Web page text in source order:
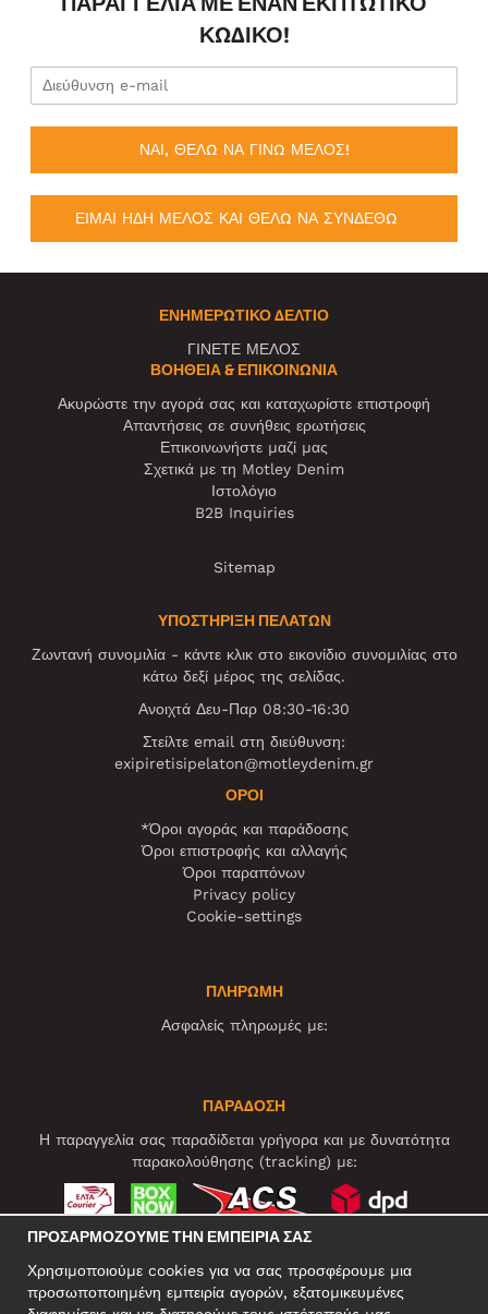
ΚΩΔΙΚΌ!
ΝΑΙ, ΘΕΛΩ ΝΑ ΓΙΝΩ ΜΕΛΟΣ!
ΕΙΜΑΙ ΗΔΗ ΜΕΛΟΣ ΚΑΙ ΘΕΛΩ ΝΑ ΣΥΝΔΕΘΩ
ΕΝΗΜΕΡΩΤΙΚΌ ΔΕΛΤΊΟ
ΓΙΝΕΤΕ ΜΕΛΟΣ
ΒΟΉΘΕΙΑ & ΕΠΙΚΟΙΝΩΝΊΑ
Ακυρώστε την αγορά σας και καταχωρίστε επιστροφή
Απαντήσεις σε συνήθεις ερωτήσεις
Επικοινωνήστε μαζί μας
Σχετικά με τη Motley Denim
Ιστολόγιο
B2B Inquiries
Sitemap
ΥΠΟΣΤΗΡΙΞΗ ΠΕΛΑΤΩΝ
Ζωντανή συνομιλία - κάντε κλικ στο εικονίδιο συνομιλίας στο
κάτω δεξί μέρος της σελίδας.
Ανοιχτά Δευ-Παρ 08:30-16:30
Στείλτε email στη διεύθυνση:
exipiretisipelaton@motleydenim.gr
ΌΡΟΙ
*Όροι αγοράς και παράδοσης
Όροι επιστροφής και αλλαγής
Όροι παραπόνων
Privacy policy
Cookie-settings
ΠΛΗΡΩΜΗ
Ασφαλείς πληρωμές με:
ΠΑΡΑΔΟΣΗ
Η παραγγελία σας παραδίδεται γρήγορα και με δυνατότητα
παρακολούθησης (tracking) με:
ΠΡΟΣΑΡΜΌΖΟΥΜΕ ΤΗΝ ΕΜΠΕΙΡΊΑ ΣΑΣ
Χρησιμοποιούμε cookies για να σας προσφέρουμε μια
προσωποποιημένη εμπειρία αγορών, εξατομικευμένες